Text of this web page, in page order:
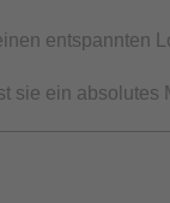
entspannten
sie ein absolutes